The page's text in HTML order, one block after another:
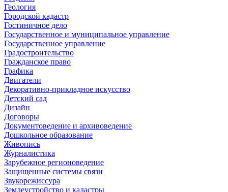
Геология
Городской кадастр
Гостиничное дело
Государственное и муниципальное управление
Государственное управление
Градостроительство
Гражданское право
Графика
Двигатели
Декоративно-прикладное искусство
Детский сад
Дизайн
Договоры
Документоведение и архивоведение
Дошкольное образование
Живопись
Журналистика
Зарубежное регионоведение
Защищенные системы связи
Звукорежиссура
Землеустройство и кадастры